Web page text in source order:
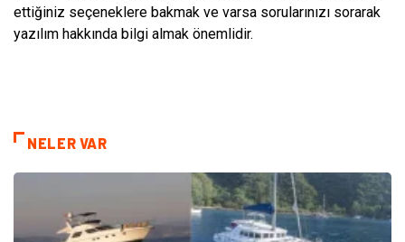
ettiğiniz seçeneklere bakmak ve varsa sorularınızı sorarak
yazılım hakkında bilgi almak önemlidir.
NELER VAR